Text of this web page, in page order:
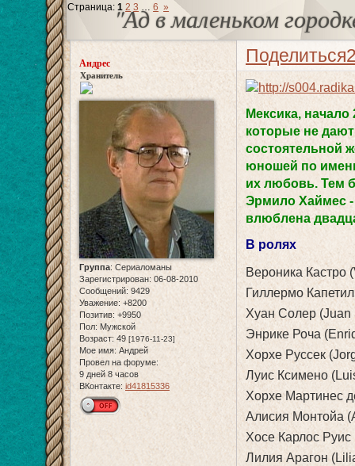
"Ад в маленьком
Страница:1 2 3 … 6 »
Поделиться
Андрес
Хранитель
Группа: Сериаломаны
Зарегистрирован: 06-08-2010
Сообщений: 9429
Уважение: +8200
Позитив: +9950
Пол: Мужской
Возраст: 49 [1976-11-23]
Мое имя: Андрей
Провел на форуме:
9 дней 8 часов
ВКонтакте: id41815336
Мексика,
которые не
состоятельной
юношей по
их любовь. Тем
Эрмило Хаймес -
влюблена
В ролях
Вероника Кастро
Гиллермо
Хуан Солер (Juan
Энрике Роча
Хорхе Руссек
Луис Ксимено
Хорхе Мартинес
Алисия Монтойа
Хосе Карлос
Лилия Арагон